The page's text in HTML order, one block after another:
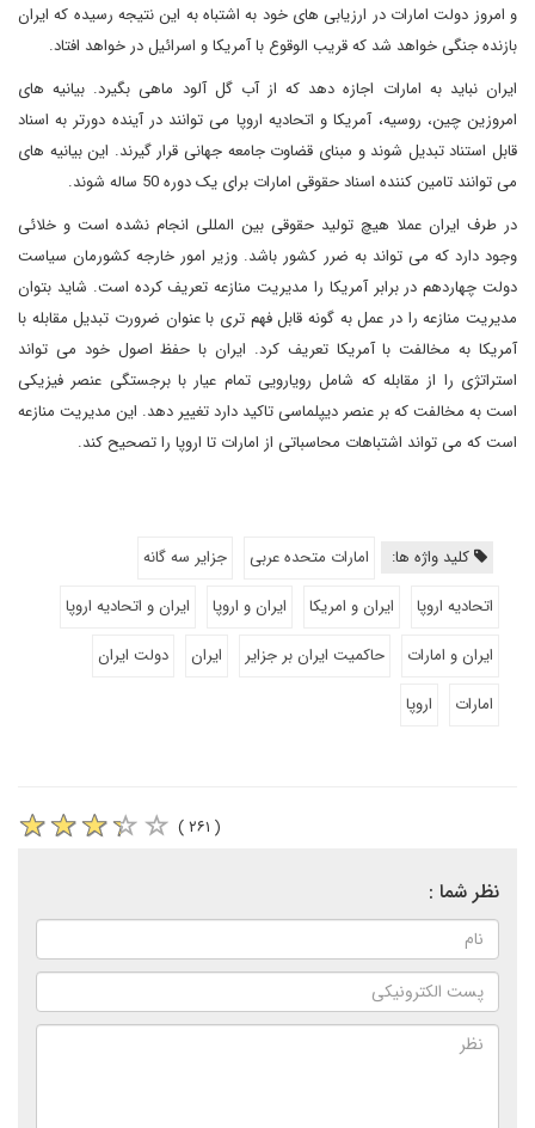
و امروز دولت امارات در ارزیابی های خود به اشتباه به این نتیجه رسیده که ایران
بازنده جنگی خواهد شد که قریب الوقوع با آمریکا و اسرائیل در خواهد افتاد.
ایران نباید به امارات اجازه دهد که از آب گل آلود ماهی بگیرد. بیانیه های
امروزین چین، روسیه، آمریکا و اتحادیه اروپا می توانند در آینده دورتر به اسناد
قابل استناد تبدیل شوند و مبنای قضاوت جامعه جهانی قرار گیرند. این بیانیه های
می توانند تامین کننده اسناد حقوقی امارات برای یک دوره 50 ساله شوند.
در طرف ایران عملا هیچ تولید حقوقی بین المللی انجام نشده است و خلائی
وجود دارد که می تواند به ضرر کشور باشد. وزیر امور خارجه کشورمان سیاست
دولت چهاردهم در برابر آمریکا را مدیریت منازعه تعریف کرده است. شاید بتوان
مدیریت منازعه را در عمل به گونه قابل فهم تری با عنوان ضرورت تبدیل مقابله با
آمریکا به مخالفت با آمریکا تعریف کرد. ایران با حفظ اصول خود می تواند
استراتژی را از مقابله که شامل رویارویی تمام عیار با برجستگی عنصر فیزیکی
است به مخالفت که بر عنصر دیپلماسی تاکید دارد تغییر دهد. این مدیریت منازعه
است که می تواند اشتباهات محاسباتی از امارات تا اروپا را تصحیح کند.
کلید واژه ها: امارات متحده عربی
جزایر سه گانه
اتحادیه اروپا
ایران و امریکا ایران و اروپا
ایران و اتحادیه اروپا
ایران و امارات
حاکمیت ایران بر جزایر ایران
دولت ایران
امارات
اروپا
( ۲۶۱ )
نظر شما :